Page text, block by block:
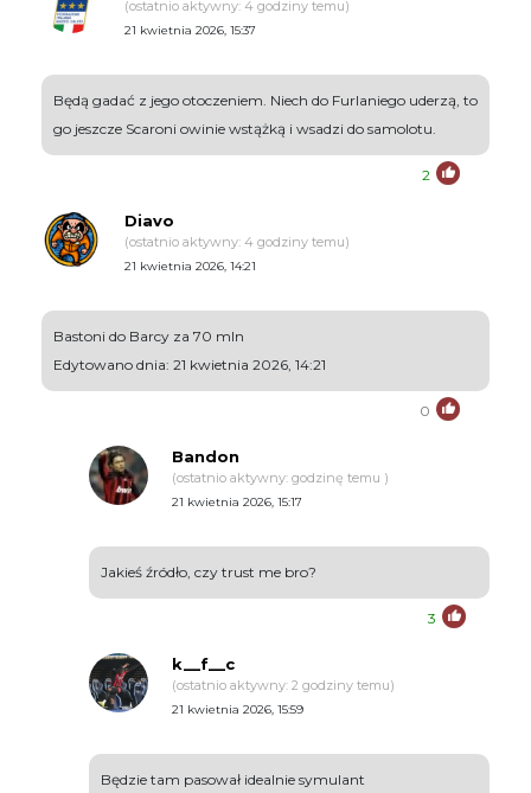
(ostatnio aktywny: 4 godziny temu)
21 kwietnia 2026, 15:37
Będą gadać z jego otoczeniem. Niech do Furlaniego uderzą, to
go jeszcze Scaroni owinie wstążką i wsadzi do samolotu.
2
Diavo
(ostatnio aktywny: 4 godziny temu)
21 kwietnia 2026, 14:21
Bastoni do Barcy za 70 mln
Edytowano dnia: 21 kwietnia 2026, 14:21
0
Bandon
(ostatnio aktywny: godzinę temu )
21 kwietnia 2026, 15:17
Jakieś źródło, czy trust me bro?
3
k__f__c
(ostatnio aktywny: 2 godziny temu)
21 kwietnia 2026, 15:59
Będzie tam pasował idealnie symulant